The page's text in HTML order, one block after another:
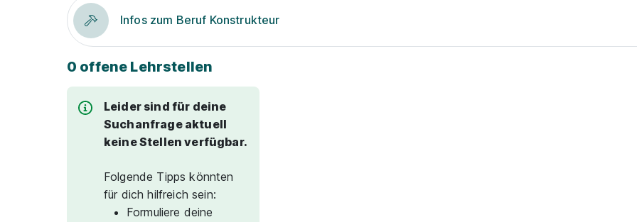
Infos zum Beruf Konstrukteur
0 offene Lehrstellen
Leider sind für deine
Suchanfrage aktuell
keine Stellen verfügbar.
Folgende Tipps könnten
für dich hilfreich sein:
Formuliere deine